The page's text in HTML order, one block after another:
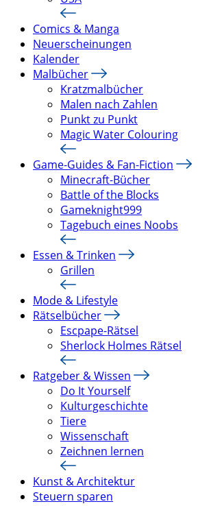
Comics & Manga
Neuerscheinungen
Kalender
Malbücher
Kratzmalbücher
Malen nach Zahlen
Punkt zu Punkt
Magic Water Colouring
Game-Guides & Fan-Fiction
Minecraft-Bücher
Battle of the Blocks
Gameknight999
Tagebuch eines Noobs
Essen & Trinken
Grillen
Mode & Lifestyle
Rätselbücher
Escpape-Rätsel
Sherlock Holmes Rätsel
Ratgeber & Wissen
Do It Yourself
Kulturgeschichte
Tiere
Wissenschaft
Zeichnen lernen
Kunst & Architektur
Steuern sparen